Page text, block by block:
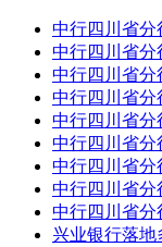
中行四川省分
中行四川省分
中行四川省分
中行四川省分
中行四川省分
中行四川省分
中行四川省分
中行四川省分
中行四川省分
兴业银行落